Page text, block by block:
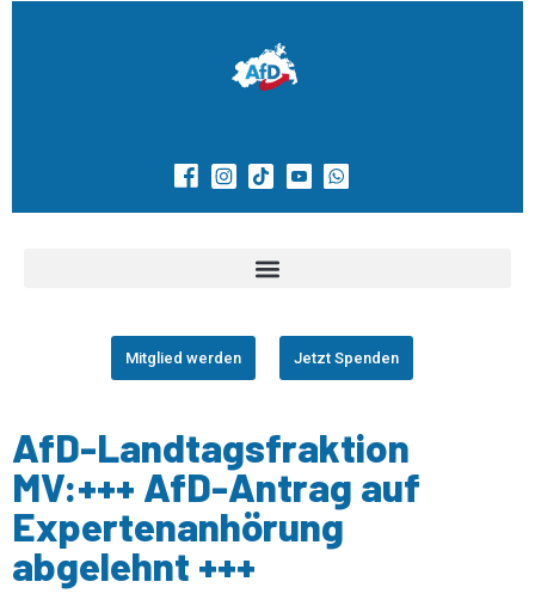
Mitglied werden Jetzt Spenden
AfD-Landtagsfraktion
MV:+++ AfD-Antrag auf
Expertenanhörung
abgelehnt +++